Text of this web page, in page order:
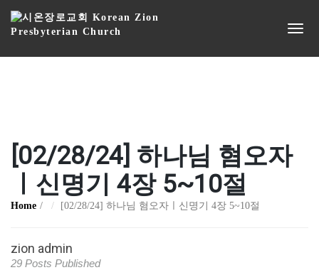
[02/28/24] 하나님 혐오자
ㅣ신명기 4장 5~10절
Home [02/28/24] 하나님 혐오자ㅣ신명기 4장 5~10절
zion admin
29 Posts Published